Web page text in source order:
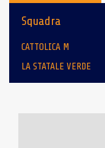
Squadra
CATTOLICA M
LA STATALE VERDE